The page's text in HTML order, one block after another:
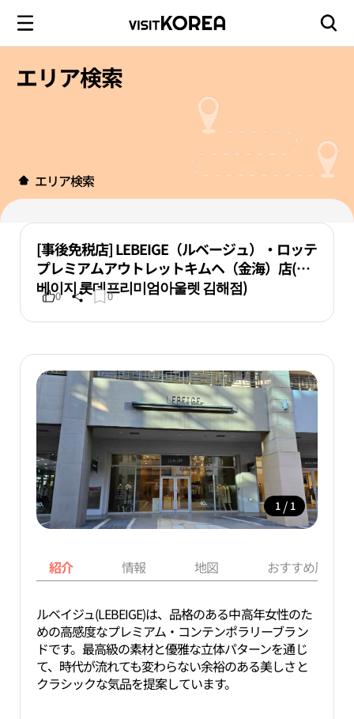
エリア検索
エリア検索
[事後免税店] LEBEIGE（ルベージュ）・ロッテ
プレミアムアウトレットキムヘ（金海）店(르
베이지 롯데프리미엄아울렛 김해점)
0 0
1 / 1
紹介 情報 地図 おすすめ周辺
ルベイジュ(LEBEIGE)は、品格のある中高年女性のた
めの高感度なプレミアム・コンテンポラリーブラン
ドです。最高級の素材と優雅な立体パターンを通じ
て、時代が流れても変わらない余裕のある美しさと
クラシックな気品を提案しています。